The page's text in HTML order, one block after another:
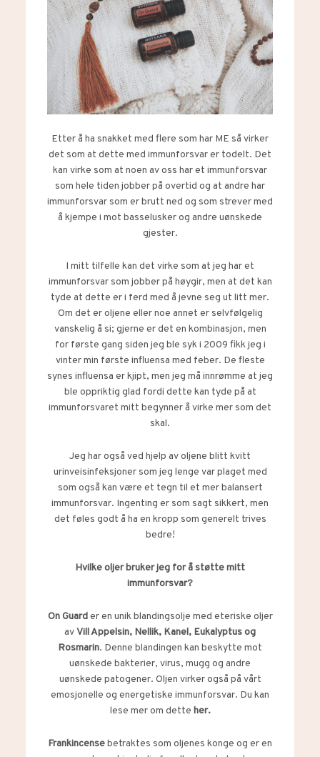
Etter å ha snakket med flere som har ME så virker
det som at dette med immunforsvar er todelt. Det
kan virke som at noen av oss har et immunforsvar
som hele tiden jobber på overtid og at andre har
immunforsvar som er brutt ned og som strever med
å kjempe i mot basselusker og andre uønskede
gjester.
I mitt tilfelle kan det virke som at jeg har et
immunforsvar som jobber på høygir, men at det kan
tyde at dette er i ferd med å jevne seg ut litt mer.
Om det er oljene eller noe annet er selvfølgelig
vanskelig å si; gjerne er det en kombinasjon, men
for første gang siden jeg ble syk i 2009 fikk jeg i
vinter min første influensa med feber. De fleste
synes influensa er kjipt, men jeg må innrømme at jeg
ble oppriktig glad fordi dette kan tyde på at
immunforsvaret mitt begynner å virke mer som det
skal.
Jeg har også ved hjelp av oljene blitt kvitt
urinveisinfeksjoner som jeg lenge var plaget med
som også kan være et tegn til et mer balansert
immunforsvar. Ingenting er som sagt sikkert, men
det føles godt å ha en kropp som generelt trives
bedre!
Hvilke oljer bruker jeg for å støtte mitt
immunforsvar?
On Guarder en unik blandingsolje med eteriske oljer
avVill Appelsin, Nellik, Kanel, Eukalyptus og
Rosmarin. Denne blandingen kan beskytte mot
uønskede bakterier, virus, mugg og andre
uønskede patogener. Oljen virker også på vårt
emosjonelle og energetiske immunforsvar. Du kan
lese mer om dette her.
Frankincensebetraktes som oljenes konge og er en